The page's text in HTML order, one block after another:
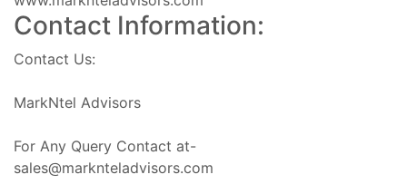
Contact Information:
Contact Us:
MarkNtel Advisors
For Any Query Contact at-
sales@marknteladvisors.com